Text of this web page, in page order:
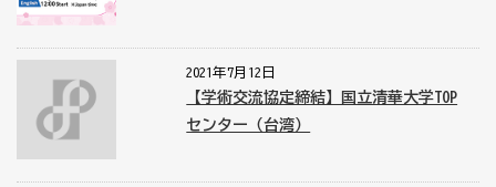
2021年7月12日
【学術交流協定締結】国立清華大学TOP
センター（台湾）